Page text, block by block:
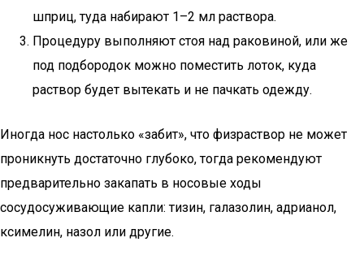
шприц, туда набирают 1–2 мл раствора.
Процедуру выполняют стоя над раковиной, или же
под подбородок можно поместить лоток, куда
раствор будет вытекать и не пачкать одежду.
Иногда нос настолько «забит», что физраствор не может
проникнуть достаточно глубоко, тогда рекомендуют
предварительно закапать в носовые ходы
сосудосуживающие капли: тизин, галазолин, адрианол,
ксимелин, назол или другие.